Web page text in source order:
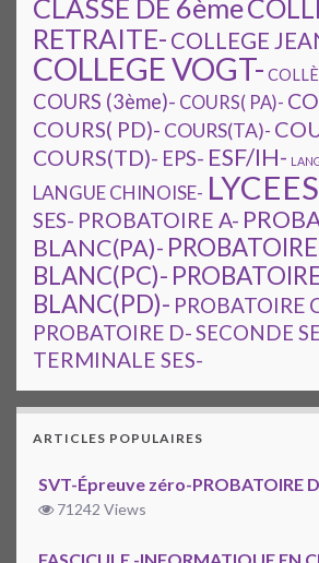
CLASSE DE 6ème
RETRAITE- COLLEGE
COLLEGE VOGT-
COURS (3ème)- COURS( PA)-
COURS( PD)- COURS(TA)-
COURS(TD)- EPS- ESF/IH-
LANGUE CHINOISE-
SES- PROBATOIRE A-
BLANC(PA)- PROBATOIRE
BLANC(PC)-
BLANC(PD)- PROBATOIRE
PROBATOIRE D-SECONDE
TERMINALE SES-
ARTICLES POPULAIRES
SVT-Épreuve zéro-PROBATOIRE
71242 Views